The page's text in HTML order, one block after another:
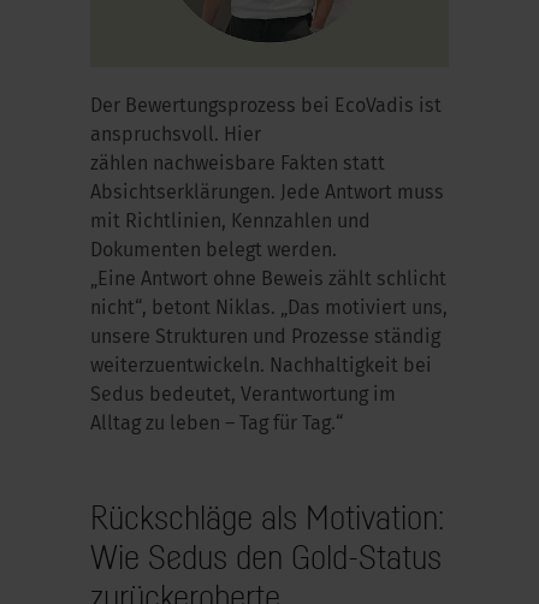
Der Bewertungsprozess bei EcoVadis ist
anspruchsvoll. Hier
zählen nachweisbare Fakten statt
Absichtserklärungen. Jede Antwort muss
mit Richtlinien, Kennzahlen und
Dokumenten belegt werden.
„Eine Antwort ohne Beweis zählt schlicht
nicht“, betont Niklas. „Das motiviert uns,
unsere Strukturen und Prozesse ständig
weiterzuentwickeln. Nachhaltigkeit bei
Sedus bedeutet, Verantwortung im
Alltag zu leben – Tag für Tag.“
Rückschläge als Motivation:
Wie Sedus den Gold-Status
zurückeroberte